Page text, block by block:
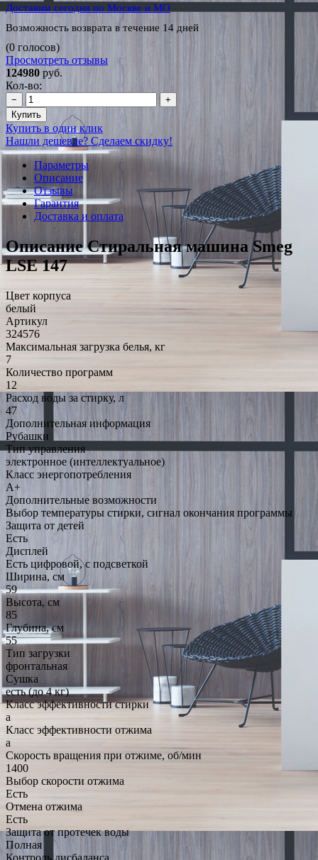
Доставим сегодня по Москве и МО
Возможность возврата в течение 14 дней
(0 голосов)
Просмотреть отзывы
124980 руб.
Кол-во:
−
+
Купить
Купить в один клик
Нашли дешевле? Сделаем скидку!
Параметры
Описание
Отзывы
Гарантия
Доставка и оплата
Описание Стиральная машина Smeg
LSE 147
Цвет корпуса
белый
Артикул
324576
Максимальная загрузка белья, кг
7
Количество программ
12
Расход воды за стирку, л
47
Дополнительная информация
Рубашки
Тип управления
электронное (интеллектуальное)
Класс энергопотребления
A+
Дополнительные возможности
Выбор температуры стирки, сигнал окончания программы
Защита от детей
Есть
Дисплей
Есть цифровой, с подсветкой
Ширина, см
59
Высота, см
85
Глубина, см
55
Тип загрузки
фронтальная
Сушка
есть (до 4 кг)
Класс эффективности стирки
a
Класс эффективности отжима
a
Скорость вращения при отжиме, об/мин
1400
Выбор скорости отжима
Есть
Отмена отжима
Есть
Защита от протечек воды
Полная
Контроль дисбаланса